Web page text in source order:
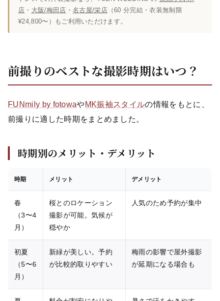
店 ・ 大阪/梅田店 ・ 名古屋/栄店（60 分完結・衣装無制限
¥24,800〜）もご利用いただけます。
前撮りのベストな撮影時期はいつ？
FUNmily by fotowaやMK振袖スタイルの情報をもとに、
前撮りに適した時期をまとめました。
時期別のメリット・デメリット
時期 メリット デメリット
春
（3〜4
月）
桜とのロケーション
撮影が可能。気候が
穏やか
人気のため予約が集中
初夏
（5〜6
月）
新緑が美しい。予約
が比較的取りやすい
梅雨の影響で屋外撮影
が延期になる場合も